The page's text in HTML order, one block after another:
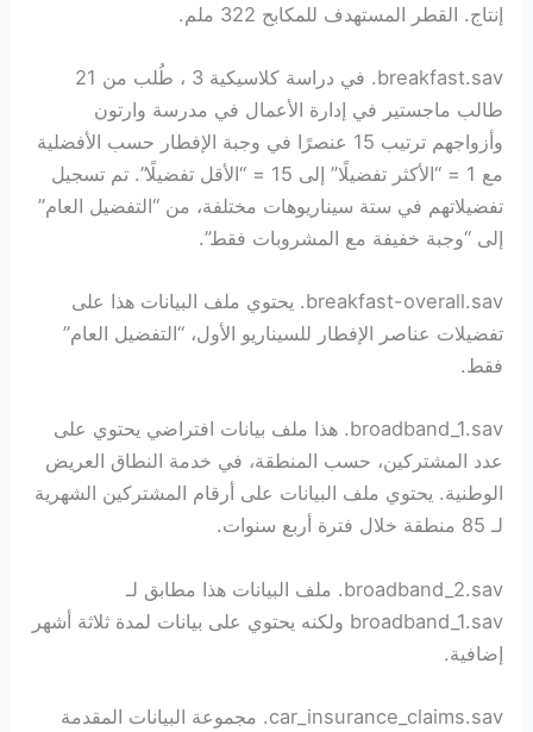
إنتاج. القطر المستهدف للمكابح 322 ملم.
breakfast.sav. في دراسة كلاسيكية 3 ، طُلب من 21
طالب ماجستير في إدارة الأعمال في مدرسة وارتون
وأزواجهم ترتيب 15 عنصرًا في وجبة الإفطار حسب الأفضلية
مع 1 = “الأكثر تفضيلًا” إلى 15 = “الأقل تفضيلًا”. تم تسجيل
تفضيلاتهم في ستة سيناريوهات مختلفة، من “التفضيل العام”
إلى “وجبة خفيفة مع المشروبات فقط”.
breakfast-overall.sav. يحتوي ملف البيانات هذا على
تفضيلات عناصر الإفطار للسيناريو الأول، “التفضيل العام”
فقط.
broadband_1.sav. هذا ملف بيانات افتراضي يحتوي على
عدد المشتركين، حسب المنطقة، في خدمة النطاق العريض
الوطنية. يحتوي ملف البيانات على أرقام المشتركين الشهرية
لـ 85 منطقة خلال فترة أربع سنوات.
broadband_2.sav. ملف البيانات هذا مطابق لـ
broadband_1.sav ولكنه يحتوي على بيانات لمدة ثلاثة أشهر
إضافية.
car_insurance_claims.sav. مجموعة البيانات المقدمة